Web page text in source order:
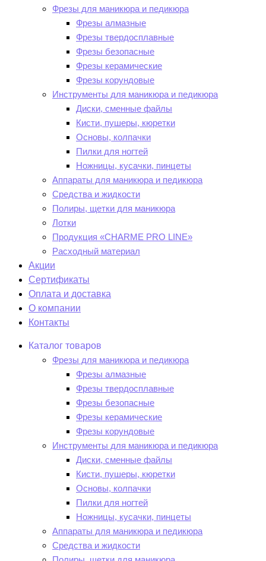
Фрезы для маникюра и педикюра
Фрезы алмазные
Фрезы твердосплавные
Фрезы безопасные
Фрезы керамические
Фрезы корундовые
Инструменты для маникюра и педикюра
Диски, сменные файлы
Кисти, пушеры, кюретки
Основы, колпачки
Пилки для ногтей
Ножницы, кусачки, пинцеты
Аппараты для маникюра и педикюра
Средства и жидкости
Полиры, щетки для маникюра
Лотки
Продукция «CHARME PRO LINE»
Расходный материал
Акции
Сертификаты
Оплата и доставка
О компании
Контакты
Каталог товаров
Фрезы для маникюра и педикюра
Фрезы алмазные
Фрезы твердосплавные
Фрезы безопасные
Фрезы керамические
Фрезы корундовые
Инструменты для маникюра и педикюра
Диски, сменные файлы
Кисти, пушеры, кюретки
Основы, колпачки
Пилки для ногтей
Ножницы, кусачки, пинцеты
Аппараты для маникюра и педикюра
Средства и жидкости